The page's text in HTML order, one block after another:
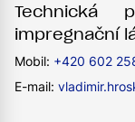
Technická
impregnační
Mobil: +420 602
E-mail: